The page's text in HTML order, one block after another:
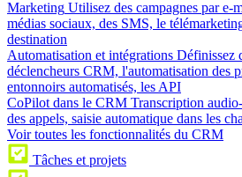
Marketing Utilisez des campagnes par e-
médias sociaux, des SMS, le
destination
Automatisation et intégrations Définissez
déclencheurs CRM, l'automatisation des
entonnoirs automatisés, les API
CoPilot dans le CRM Transcription
des appels, saisie automatique dans les
Voir toutes les fonctionnalités du CRM
Tâches et projets